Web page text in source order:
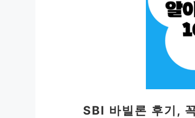
SBI 바빌론 후기,